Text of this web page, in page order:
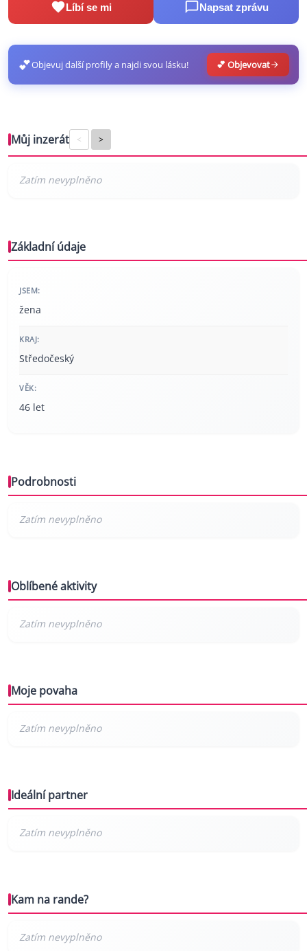
Líbí se mi Napsat zprávu
💕Objevuj další profily a najdi svou lásku! 💕 Objevovat
Můj inzerát < >
Základní údaje
JSEM:
žena
KRAJ:
Středočeský
VĚK:
46 let
Podrobnosti
Oblíbené aktivity
Moje povaha
Ideální partner
Kam na rande?